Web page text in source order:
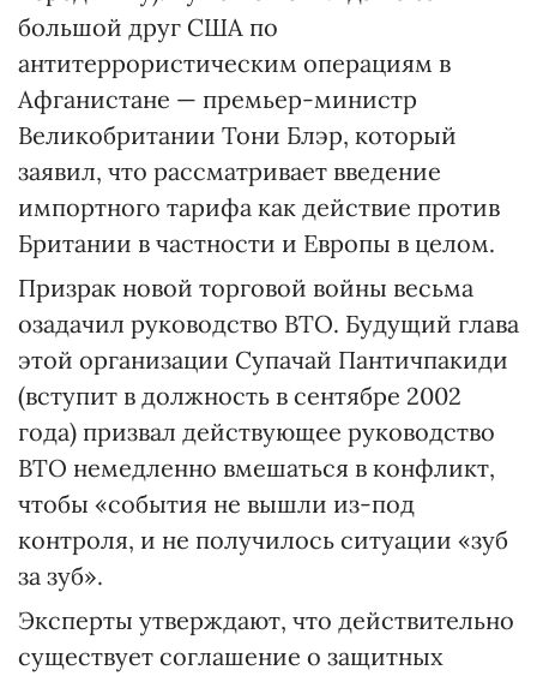
большой друг США по
антитеррористическим операциям в
Афганистане — премьер-министр
Великобритании Тони Блэр, который
заявил, что рассматривает введение
импортного тарифа как действие против
Британии в частности и Европы в целом.
Призрак новой торговой войны весьма
озадачил руководство ВТО. Будущий глава
этой организации Супачай Пантичпакиди
(вступит в должность в сентябре 2002
года) призвал действующее руководство
ВТО немедленно вмешаться в конфликт,
чтобы «события не вышли из-под
контроля, и не получилось ситуации «зуб
за зуб».
Эксперты утверждают, что действительно
существует соглашение о защитных